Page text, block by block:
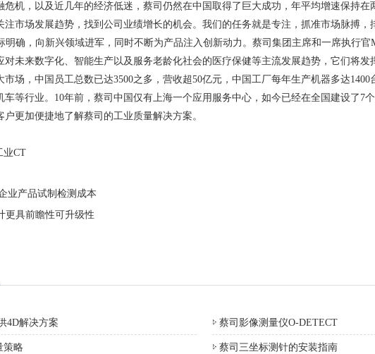
机，以及近几年的经济低迷，蔡司仍然在中国取得了巨大成功，年平均增速保持在
市场发展趋势，找到公司业绩增长的机会。我们的任务就是专注，抓准市场脉搏
确，向新兴领域进军，同时不断为产品注入创新动力。蔡司集团主席和一席执行官
未来数字化、智能生产以及服务老龄化社会的医疗保健等主流发展趋势，它们将发
，中国员工总数已达3500之多，营收超50亿元，中国工厂每年生产机器多达1400
等行业。10年前，蔡司中国仅有上海一个应用服务中心，如今已经在全国建设了7
更加便捷地了解蔡司的工业质量解决方案。
业CT
业产品试制检测成本
更具前瞻性可升级性
4D解决方案 蔡司影像测量仪O-DETECT
策略 蔡司三坐标测针的安装指南